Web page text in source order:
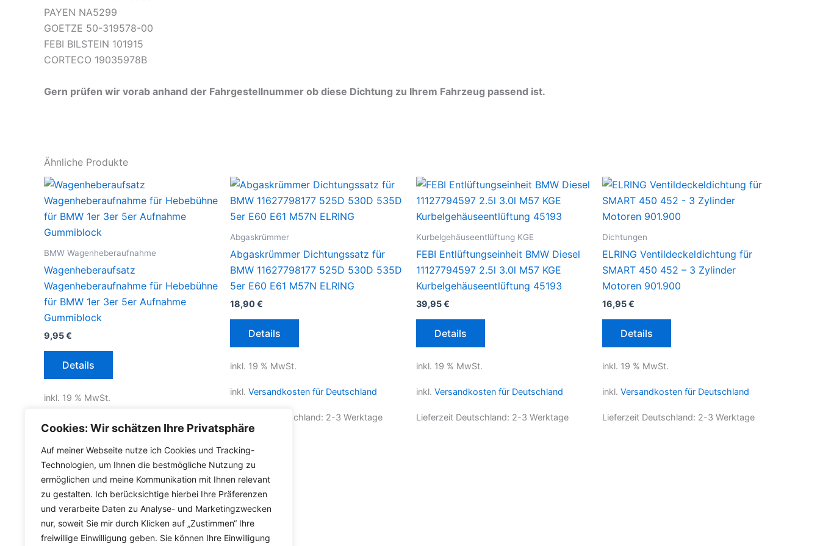
Cookies: Wir schätzen Ihre Privatsphäre
Auf meiner Webseite nutze ich Cookies und Tracking-
Technologien, um Ihnen die bestmögliche Nutzung zu
ermöglichen und meine Kommunikation mit Ihnen relevant
zu gestalten. Ich berücksichtige hierbei Ihre Präferenzen
und verarbeite Daten zu Analyse- und Marketingzwecken
nur, soweit Sie mir durch Klicken auf „Zustimmen“ Ihre
freiwillige Einwilligung geben. Sie können Ihre Einwilligung
PAYEN NA5299
GOETZE 50-319578-00
FEBI BILSTEIN 101915
CORTECO 19035978B
Gern prüfen wir vorab anhand der Fahrgestellnummer ob diese Dichtung zu Ihrem Fahrzeug passend ist.
Ähnliche Produkte
BMW Wagenheberaufnahme
Wagenheberaufsatz
Wagenheberaufnahme für Hebebühne
für BMW 1er 3er 5er Aufnahme
Gummiblock
9,95€
Details
inkl. 19 % MwSt.
inkl. Versandkosten für Deutschland
Lieferzeit Deutschland:2-3 Werktage
Abgaskrümmer
Abgaskrümmer Dichtungssatz für
BMW 11627798177 525D 530D 535D
5er E60 E61 M57N ELRING
18,90€
Details
inkl. 19 % MwSt.
inkl. Versandkosten für Deutschland
Lieferzeit Deutschland: 2-3 Werktage
Kurbelgehäuseentlüftung KGE
FEBI Entlüftungseinheit BMW Diesel
11127794597 2.5l 3.0l M57 KGE
Kurbelgehäuseentlüftung 45193
39,95€
Details
inkl. 19 % MwSt.
inkl. Versandkosten für Deutschland
Lieferzeit Deutschland: 2-3 Werktage
Dichtungen
ELRING Ventildeckeldichtung für
SMART 450 452 – 3 Zylinder
Motoren 901.900
16,95€
Details
inkl. 19 % MwSt.
inkl. Versandkosten für Deutschland
Lieferzeit Deutschland: 2-3 Werktage